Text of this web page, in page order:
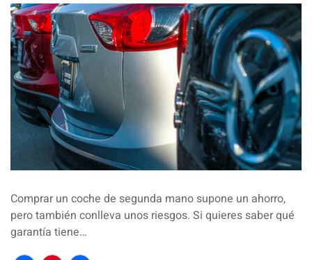
Comprar un coche de segunda mano supone un ahorro,
pero también conlleva unos riesgos. Si quieres saber qué
garantía tiene…